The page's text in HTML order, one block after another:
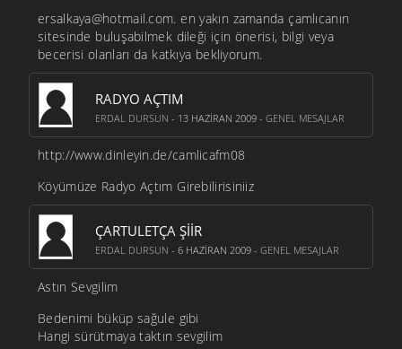
ersalkaya@hotmail.com. en yakın zamanda çamlıcanın
sitesinde buluşabilmek dileği için önerisi, bilgi veya
becerisi olanları da katkıya bekliyorum.
RADYO AÇTIM
ERDAL DURSUN - 13 HAZIRAN 2009 - GENEL MESAJLAR
http://www.dinleyin.de/camlicafm08
Köyümüze Radyo Açtım Girebilirisiniiz
ÇARTULETÇA ŞIIR
ERDAL DURSUN - 6 HAZIRAN 2009 - GENEL MESAJLAR
Astın Sevgilim
Bedenimi büküp sağule gibi
Hangi sürütmaya taktın sevgilim